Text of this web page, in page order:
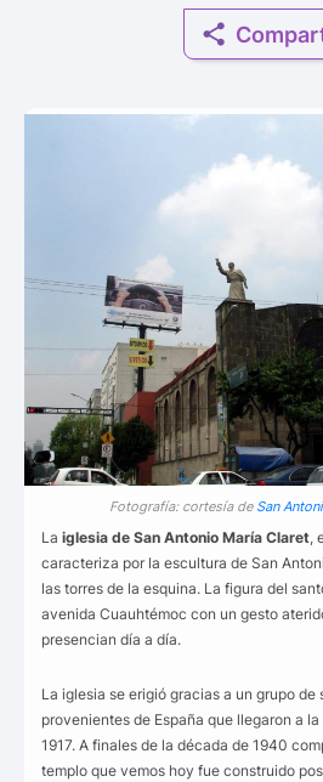
Fotografía: cortesía de San
La iglesia de San Antonio María Claret,
caracteriza por la escultura de San
las torres de la esquina. La figura del
avenida Cuauhtémoc con un gesto
presencian día a día.
La iglesia se erigió gracias a un grupo
provenientes de España que llegaron a
1917. A finales de la década de 1940
templo que vemos hoy fue construido